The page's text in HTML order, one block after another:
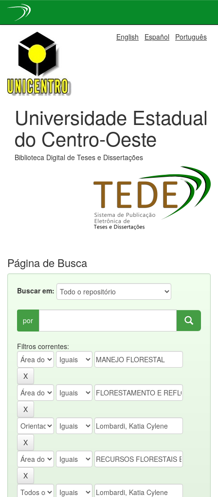
navigation
English Español Português
Universidade Estadual
do Centro-Oeste
Biblioteca Digital de Teses e Dissertações
Página de Busca
Buscar em:
por
Filtros correntes: